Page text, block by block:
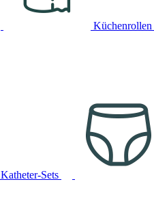
Küchenrollen
Katheter-Sets